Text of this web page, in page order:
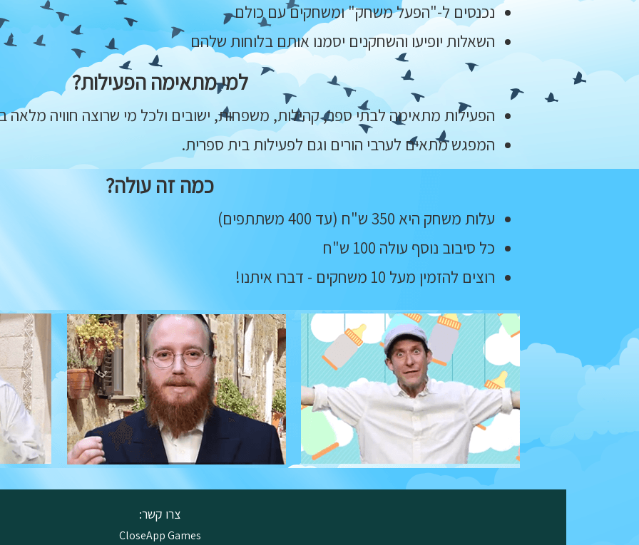
נכנסים ל-"הפעל משחק" ומשחקים עם כולם
השאלות יופיעו והשחקנים יסמנו אותם בלוחות שלהם
למי מתאימה הפעילות?
הפעילות מתאימה לבתי ספר, קהילות, משפחות, ישובים ולכל מי שרוצה חוויה מלאה
המפגש מתאים לערבי הורים וגם לפעילות בית ספרית.
כמה זה עולה?
עלות משחק היא 350 ש"ח (עד 400 משתתפים)
כל סיבוב נוסף עולה 100 ש"ח
רוצים להזמין מעל 10 משחקים - דברו איתנו!
צרו קשר:
CloseApp Games